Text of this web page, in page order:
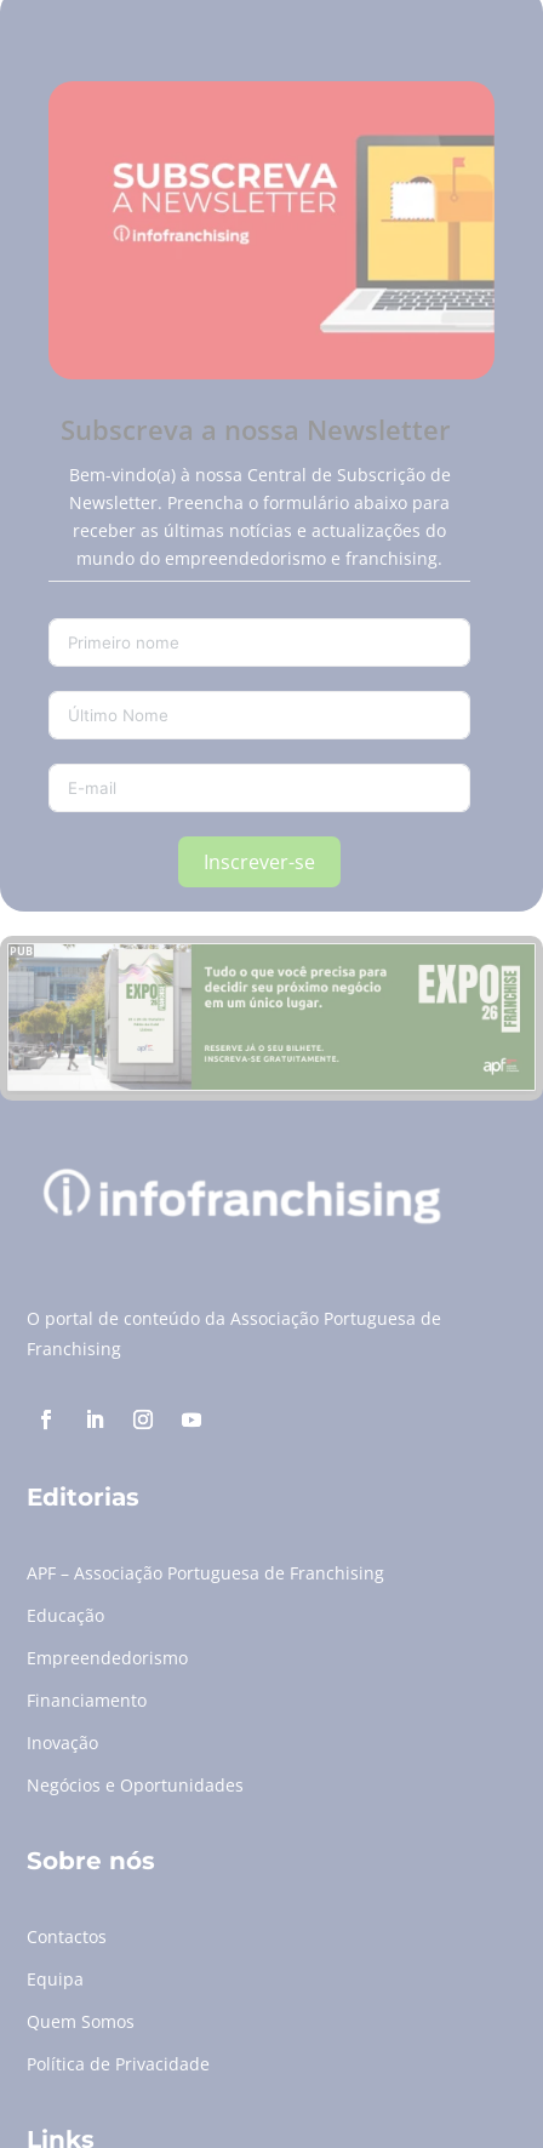
Subscreva a nossa Newsletter
Bem-vindo(a) à nossa Central de Subscrição de
Newsletter. Preencha o formulário abaixo para
receber as últimas notícias e actualizações do
mundo do empreendedorismo e franchising.
Inscrever-se
PUB
O portal de conteúdo da Associação Portuguesa de
Franchising
Editorias
APF – Associação Portuguesa de Franchising
Educação
Empreendedorismo
Financiamento
Inovação
Negócios e Oportunidades
Sobre nós
Contactos
Equipa
Quem Somos
Política de Privacidade
Links